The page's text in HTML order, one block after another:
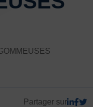
Partager sur